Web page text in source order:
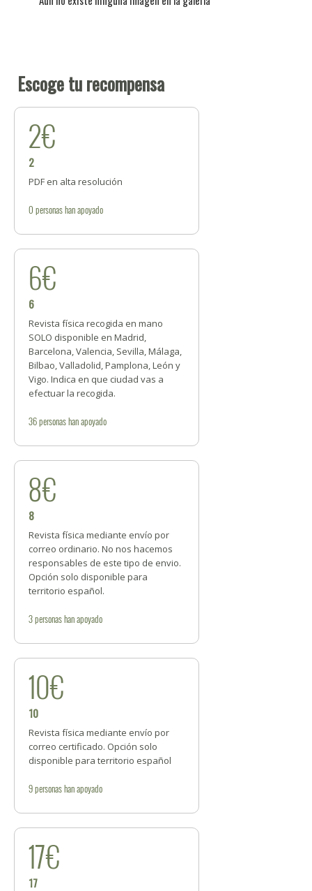
Escoge tu recompensa
2€
2
PDF en alta resolución
0 personashan apoyado
6€
6
Revista física recogida en mano
SOLO disponible en Madrid,
Barcelona, Valencia, Sevilla, Málaga,
Bilbao, Valladolid, Pamplona, León y
Vigo. Indica en que ciudad vas a
efectuar la recogida.
36personashan apoyado
8€
8
Revista física mediante envío por
correo ordinario. No nos hacemos
responsables de este tipo de envio.
Opción solo disponible para
territorio español.
3personashan apoyado
10€
10
Revista física mediante envío por
correo certificado. Opción solo
disponible para territorio español
9personashan apoyado
17€
17